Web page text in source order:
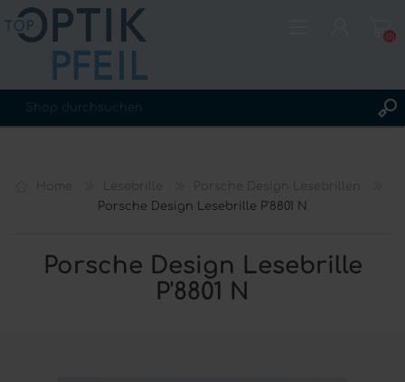
(0)
Porsche Design Lesebrille P'8801 N
Porsche Design Lesebrille
P'8801 N